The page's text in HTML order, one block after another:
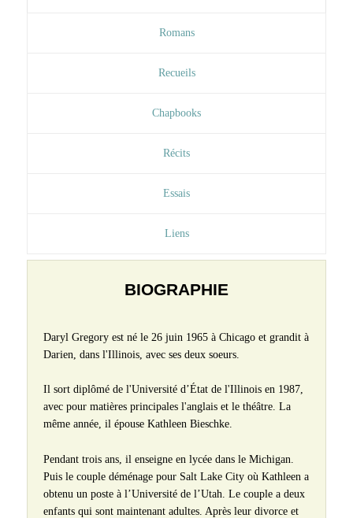
Romans
Recueils
Chapbooks
Récits
Essais
Liens
BIOGRAPHIE
Daryl Gregory est né le 26 juin 1965 à Chicago et grandit à
Darien, dans l'Illinois, avec ses deux soeurs.
Il sort diplômé de l'Université d’État de l'Illinois en 1987,
avec pour matières principales l'anglais et le théâtre. La
même année, il épouse Kathleen Bieschke.
Pendant trois ans, il enseigne en lycée dans le Michigan.
Puis le couple déménage pour Salt Lake City où Kathleen a
obtenu un poste à l’Université de l’Utah. Le couple a deux
enfants qui sont maintenant adultes. Après leur divorce et